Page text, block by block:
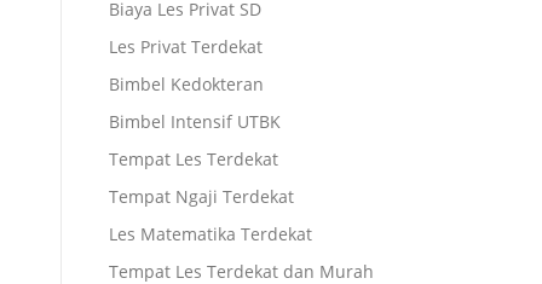
Biaya Les Privat SD
Les Privat Terdekat
Bimbel Kedokteran
Bimbel Intensif UTBK
Tempat Les Terdekat
Tempat Ngaji Terdekat
Les Matematika Terdekat
Tempat Les Terdekat dan Murah